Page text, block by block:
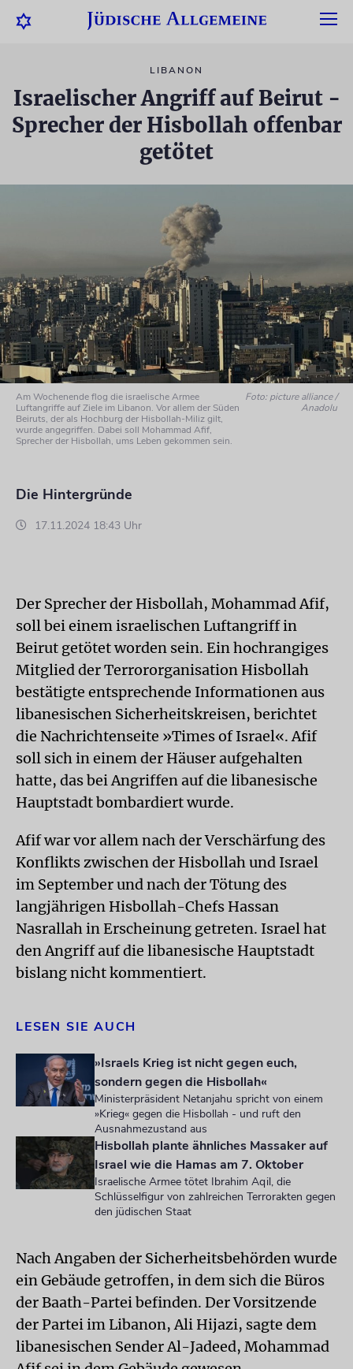
LIBANON
Israelischer Angriff auf Beirut -
Sprecher der Hisbollah offenbar
getötet
Am Wochenende flog die israelische Armee
Luftangriffe auf Ziele im Libanon. Vor allem der Süden
Beiruts, der als Hochburg der Hisbollah-Miliz gilt,
wurde angegriffen. Dabei soll Mohammad Afif,
Sprecher der Hisbollah, ums Leben gekommen sein.
Foto: picture alliance /
Anadolu
Die Hintergründe
17.11.2024 18:43 Uhr
Der Sprecher der Hisbollah, Mohammad Afif,
soll bei einem israelischen Luftangriff in
Beirut getötet worden sein. Ein hochrangiges
Mitglied der Terrororganisation Hisbollah
bestätigte entsprechende Informationen aus
libanesischen Sicherheitskreisen, berichtet
die Nachrichtenseite »Times of Israel«. Afif
soll sich in einem der Häuser aufgehalten
hatte, das bei Angriffen auf die libanesische
Hauptstadt bombardiert wurde.
Afif war vor allem nach der Verschärfung des
Konflikts zwischen der Hisbollah und Israel
im September und nach der Tötung des
langjährigen Hisbollah-Chefs Hassan
Nasrallah in Erscheinung getreten. Israel hat
den Angriff auf die libanesische Hauptstadt
bislang nicht kommentiert.
LESEN SIE AUCH
»Israels Krieg ist nicht gegen euch,
sondern gegen die Hisbollah«
Ministerpräsident Netanjahu spricht von einem
»Krieg« gegen die Hisbollah - und ruft den
Ausnahmezustand aus
Hisbollah plante ähnliches Massaker auf
Israel wie die Hamas am 7. Oktober
Israelische Armee tötet Ibrahim Aqil, die
Schlüsselfigur von zahlreichen Terrorakten gegen
den jüdischen Staat
Nach Angaben der Sicherheitsbehörden wurde
ein Gebäude getroffen, in dem sich die Büros
der Baath-Partei befinden. Der Vorsitzende
der Partei im Libanon, Ali Hijazi, sagte dem
libanesischen Sender Al-Jadeed, Mohammad